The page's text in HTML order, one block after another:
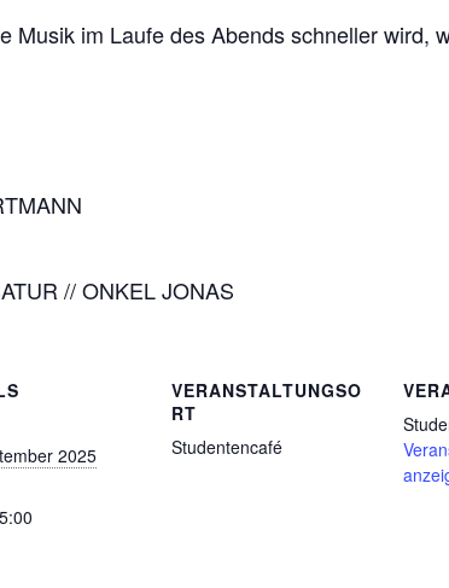
Musik im Laufe des Abends schneller wird,
// ONKEL JONAS
2025
VERANSTALTUNGSO
RT
Studentencafé